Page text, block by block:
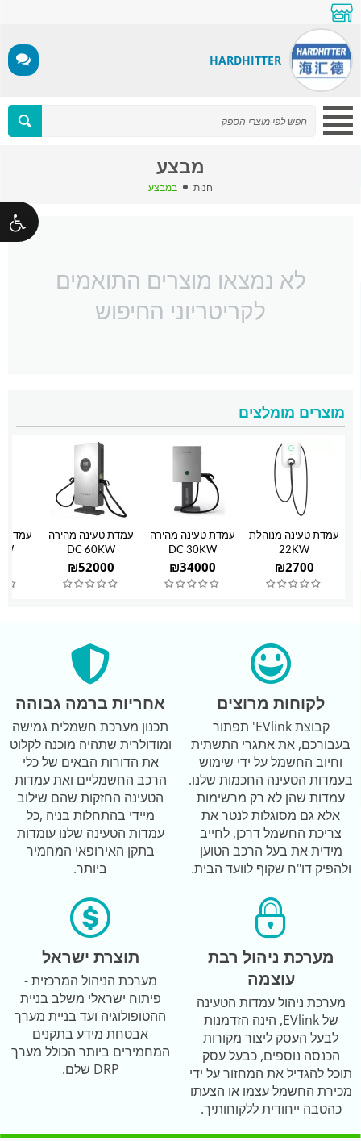
HARDHITTER
מבצע
חנות במבצע
מוצרים מומלצים
עמדת טעינה מנוהלת
22KW
₪2700
עמדת טעינה מהירה
DC 30KW
₪34000
עמדת טעינה מהירה
DC 60KW
₪52000
עמדת
לא נמצאו מוצרים התואמים
לקריטריוני החיפוש
לקוחות מרוצים
קבוצת EVlink' תפתור
בעבורכם, את אתגרי התשתית
וחיוב החשמל על ידי שימוש
בעמדות הטעינה החכמות שלנו.
עמדות שהן לא רק מרשימות
אלא גם מסוגלות לנטר את
צריכת החשמל דרכן, לחייב
מידית את בעל הרכב הטוען
ולהפיק דו"ח שקוף לוועד הבית.
אחריות ברמה גבוהה
תכנון מערכת חשמלית גמישה
ומודולרית שתהיה מוכנה לקלוט
את הדורות הבאים של כלי
הרכב החשמליים ואת עמדות
הטעינה החזקות שהם שילוב
מיידי בהתחלות בניה ,כל
עמדות הטעינה שלנו עומדות
בתקן האירופאי המחמיר
ביותר.
מערכת ניהול רבת
עוצמה
מערכת ניהול עמדות הטעינה
של EVlink, הינה הזדמנות
לבעל העסק ליצור מקורות
הכנסה נוספים, כבעל עסק
תוכל להגדיל את המחזור על ידי
מכירת החשמל עצמו או הצעתו
כהטבה ייחודית ללקוחותיך.
תוצרת ישראל
מערכת הניהול המרכזית -
פיתוח ישראלי משלב בניית
ההטופולוגיה ועד בניית מערך
אבטחת מידע בתקנים
המחמירים ביותר הכולל מערך
DRP שלם.